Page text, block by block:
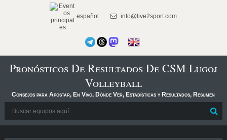
español info@live2sport.com
Pronósticos De Resultados De CSM Lugoj
Volleyball
Consejos para Apostar, En Vivo, Dónde Ver, Estadísticas y Resultados, Resumen